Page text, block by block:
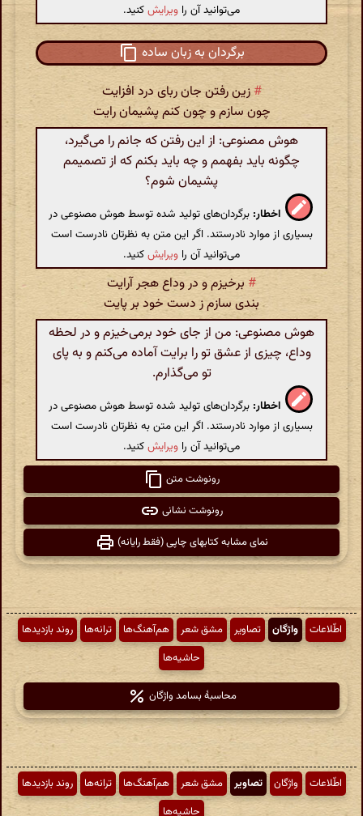
می‌توانید آن را ویرایشکنید.
برگردان به زبان ساده
# زین رفتن جان ربای درد افزایت
چون سازم و چون کنم پشیمان رایت
هوش مصنوعی: از این رفتن که جانم را می‌گیرد،
چگونه باید بفهمم و چه باید بکنم که از تصمیمم
پشیمان شوم؟
اخطار: برگردان‌های تولید شده توسط هوش مصنوعی در
بسیاری از موارد نادرستند. اگر این متن به نظرتان نادرست است
می‌توانید آن را ویرایشکنید.
# برخیزم و در وداع هجر آرایت
بندی سازم ز دست خود بر پایت
هوش مصنوعی: من از جای خود برمی‌خیزم و در لحظه
وداع، چیزی از عشق تو را برایت آماده می‌کنم و به پای
تو می‌گذارم.
اخطار: برگردان‌های تولید شده توسط هوش مصنوعی در
بسیاری از موارد نادرستند. اگر این متن به نظرتان نادرست است
می‌توانید آن را ویرایشکنید.
رونوشت متن
رونوشت نشانی
نمای مشابه کتابهای چاپی (فقط رایانه)
اطّلاعات واژگان تصاویر مشق شعر هم‌آهنگ‌ها ترانه‌ها
روند بازدیدها
حاشیه‌ها
محاسبهٔ بسامد واژگان
اطّلاعات واژگان تصاویر مشق شعر هم‌آهنگ‌ها ترانه‌ها
روند بازدیدها
حاشیه‌ها